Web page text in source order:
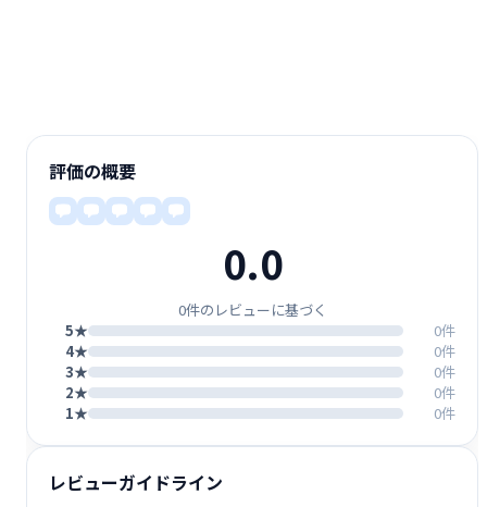
評価の概要
0.0
0件のレビューに基づく
5★
0件
4★
0件
3★
0件
2★
0件
1★
0件
レビューガイドライン